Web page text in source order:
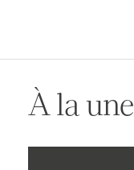
À la une